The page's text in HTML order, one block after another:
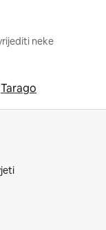
neke
Tarago